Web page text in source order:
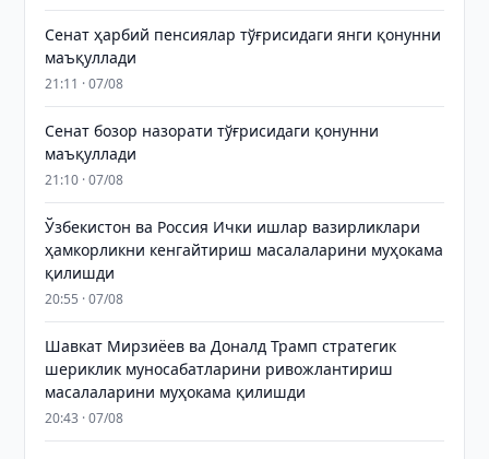
Сенат ҳарбий пенсиялар тўғрисидаги янги қонунни
маъқуллади
21:11 · 07/08
Сенат бозор назорати тўғрисидаги қонунни
маъқуллади
21:10 · 07/08
Ўзбекистон ва Россия Ички ишлар вазирликлари
ҳамкорликни кенгайтириш масалаларини муҳокама
қилишди
20:55 · 07/08
Шавкат Мирзиёев ва Доналд Трамп стратегик
шериклик муносабатларини ривожлантириш
масалаларини муҳокама қилишди
20:43 · 07/08